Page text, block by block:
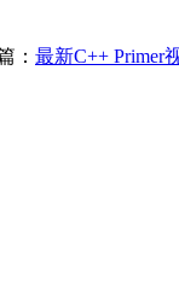
： 最新C++ Primer